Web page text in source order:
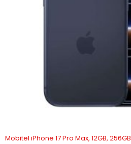
Mobitel iPhone 17 Pro Max, 12GB, 256GB